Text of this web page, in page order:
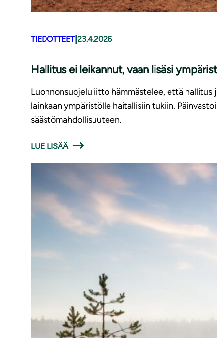
TIEDOTTEET|23.4.2026
Hallitus ei leikannut, vaan lisäsi
Luonnonsuojeluliitto hämmästelee, että
lainkaan ympäristölle haitallisiin tukiin.
säästömahdollisuuteen.
LUE LISÄÄ